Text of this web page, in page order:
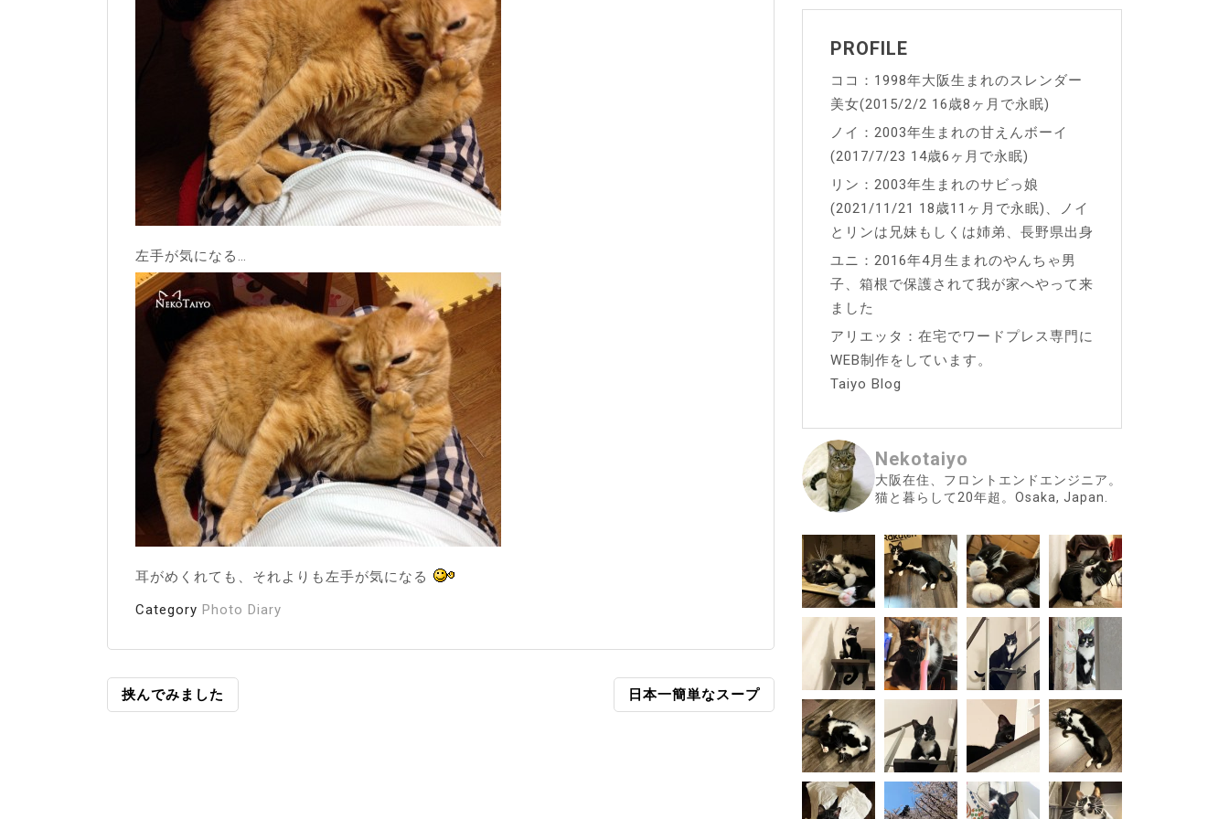
左手が気になる…
耳がめくれても、それよりも左手が気になる
Category Photo Diary
投
挟んでみました 日本一簡単なスープ
PROFILE
ココ：1998年大阪生まれのスレンダー
美女(2015/2/2 16歳8ヶ月で永眠)
ノイ：2003年生まれの甘えんボーイ
(2017/7/23 14歳6ヶ月で永眠)
リン：2003年生まれのサビっ娘
(2021/11/21 18歳11ヶ月で永眠)、ノイ
とリンは兄妹もしくは姉弟、長野県出身
ユニ：2016年4月生まれのやんちゃ男
子、箱根で保護されて我が家へやって来
ました
アリエッタ：在宅でワードプレス専門に
WEB制作をしています。
Taiyo Blog
Nekotaiyo
大阪在住、フロントエンドエンジニア。
猫と暮らして20年超。Osaka, Japan.